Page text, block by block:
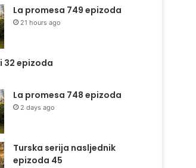
La promesa 749 epizoda
21 hours ago
32 epizoda
La promesa 748 epizoda
2 days ago
Turska serija nasljednik
epizoda 45